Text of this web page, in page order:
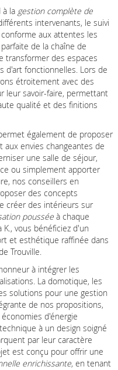
la gestion complète de
intervenants, le suivi
aux attentes les
de la chaîne de
transformer des espaces
d'art fonctionnelles. Lors de
étroitement avec des
leur savoir-faire, permettant
qualité et des finitions
également de proposer
envies changeantes de
une salle de séjour,
ou simplement apporter
nos conseillers en
des concepts
créer des intérieurs sur
pousséeà chaque
K., vous bénéficiez d'un
et esthétique raffinée dans
Trouville.
à intégrer les
La domotique, les
solutions pour une gestion
de nos propositions,
d'énergie
à un design soigné
par leur caractère
est conçu pour offrir une
enrichissante, en tenant